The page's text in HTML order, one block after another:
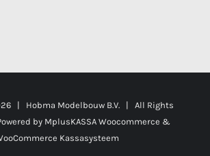
| Hobma Modelbouw B.V. | All Rights
by MplusKASSA Woocommerce &
Kassasysteem